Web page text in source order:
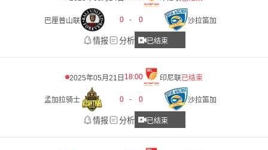
巴厘普山联 0 - 0 沙拉笛加
情报 分析 已结束
2025年05月21日 18:00 印尼联已结束
孟加拉骑士 0 - 0 沙拉笛加
情报 分析 已结束